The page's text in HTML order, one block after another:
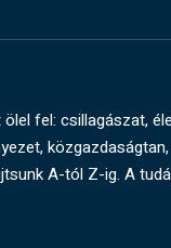
fel: csillagászat,
A-tól Z-ig. A